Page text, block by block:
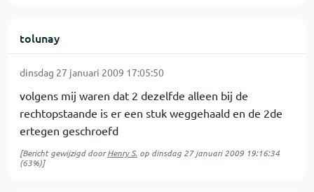
tolunay
dinsdag 27 januari 2009 17:05:50
volgens mij waren dat 2 dezelfde alleen bij de
rechtopstaande is er een stuk weggehaald en de 2de
ertegen geschroefd
[Bericht gewijzigd doorHenry S. op dinsdag 27 januari 2009 19:16:34
(63%)]